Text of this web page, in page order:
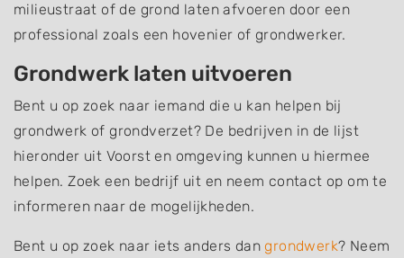
milieustraat of de grond laten afvoeren door een
professional zoals een hovenier of grondwerker.
Grondwerk laten uitvoeren
Bent u op zoek naar iemand die u kan helpen bij
grondwerk of grondverzet? De bedrijven in de lijst
hieronder uit Voorst en omgeving kunnen u hiermee
helpen. Zoek een bedrijf uit en neem contact op om te
informeren naar de mogelijkheden.
Bent u op zoek naar iets anders dangrondwerk? Neem